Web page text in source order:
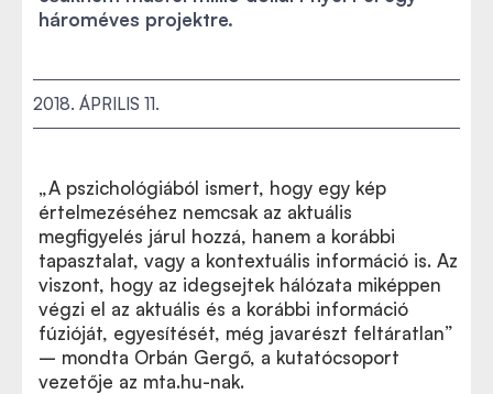
hároméves projektre.
2018. ÁPRILIS 11.
„A pszichológiából ismert, hogy egy kép
értelmezéséhez nemcsak az aktuális
megfigyelés járul hozzá, hanem a korábbi
tapasztalat, vagy a kontextuális információ is. Az
viszont, hogy az idegsejtek hálózata miképpen
végzi el az aktuális és a korábbi információ
fúzióját, egyesítését, még javarészt feltáratlan”
– mondta Orbán Gergő, a kutatócsoport
vezetője az mta.hu-nak.